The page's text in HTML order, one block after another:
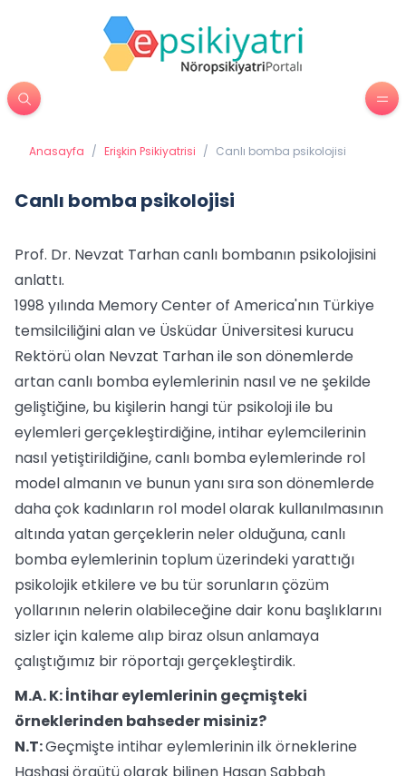
Anasayfa / Erişkin Psikiyatrisi / Canlı bomba psikolojisi
Canlı bomba psikolojisi
Prof. Dr. Nevzat Tarhan canlı bombanın psikolojisini
anlattı.
1998 yılında Memory Center of America'nın Türkiye
temsilciliğini alan ve Üsküdar Üniversitesi kurucu
Rektörü olan Nevzat Tarhan ile son dönemlerde
artan canlı bomba eylemlerinin nasıl ve ne şekilde
geliştiğine, bu kişilerin hangi tür psikoloji ile bu
eylemleri gerçekleştirdiğine, intihar eylemcilerinin
nasıl yetiştirildiğine, canlı bomba eylemlerinde rol
model almanın ve bunun yanı sıra son dönemlerde
daha çok kadınların rol model olarak kullanılmasının
altında yatan gerçeklerin neler olduğuna, canlı
bomba eylemlerinin toplum üzerindeki yarattığı
psikolojik etkilere ve bu tür sorunların çözüm
yollarının nelerin olabileceğine dair konu başlıklarını
sizler için kaleme alıp biraz olsun anlamaya
çalıştığımız bir röportajı gerçekleştirdik.
M.A. K: İntihar eylemlerinin geçmişteki
örneklerinden bahseder misiniz?
N.T:Geçmişte intihar eylemlerinin ilk örneklerine